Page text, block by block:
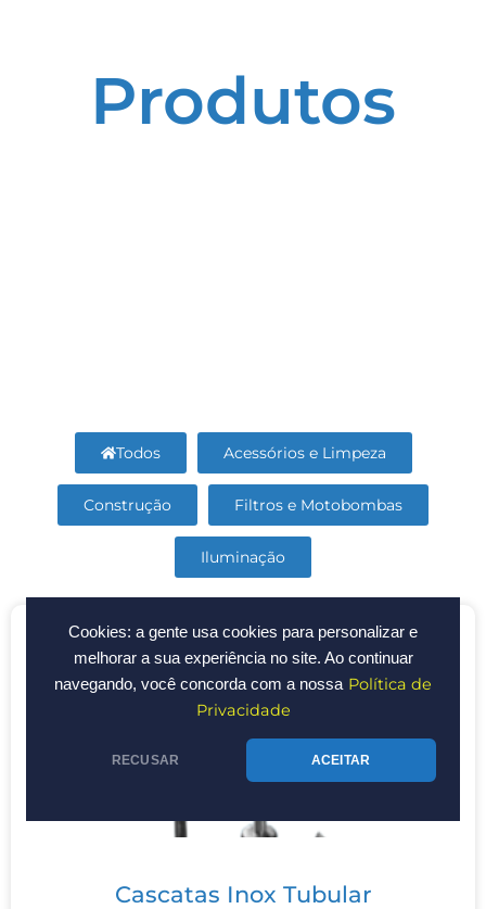
Cookies: a gente usa cookies para personalizar e
melhorar a sua experiência no site. Ao continuar
navegando, você concorda com a nossa Política de
Privacidade
RECUSAR ACEITAR
Produtos
Todos Acessórios e Limpeza
Construção Filtros e Motobombas
Iluminação
Cascatas Inox Tubular